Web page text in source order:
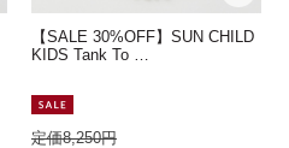
【SALE 30%OFF】SUN CHILD
KIDS Tank To …
定価8,250円